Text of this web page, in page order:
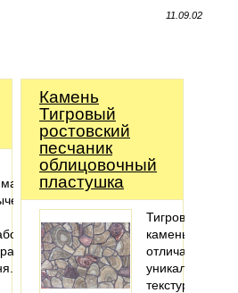
11.09.02
Камень
Тигровый
ростовский
песчаник
облицовочный
пластушка
Тигровый
камень
отличается
уникальной
текстурой